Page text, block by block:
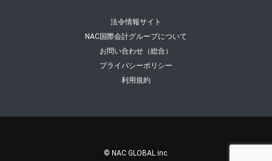
法令情報サイト
NAC国際会計グループについて
お問い合わせ（総合）
プライバシーポリシー
利用規約
© NAC GLOBAL inc.